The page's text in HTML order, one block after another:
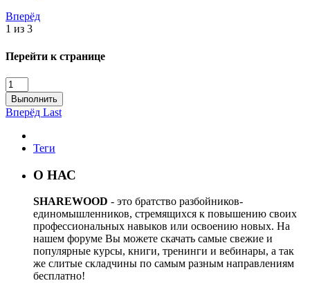
Вперёд
1 из 3
Перейти к странице
Выполнить
Вперёд Last
Теги
О НАС
SHAREWOOD - это братство разбойников-
единомышленников, стремящихся к повышению своих
профессиональных навыков или освоению новых. На
нашем форуме Вы можете скачать самые свежие и
популярные курсы, книги, тренинги и вебинары, а так
же слитые складчины по самым разным направлениям
бесплатно!